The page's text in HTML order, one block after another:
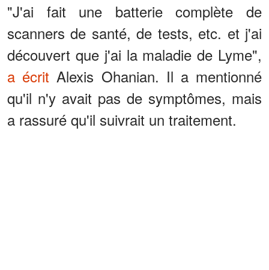
"J'ai fait une batterie complète de
scanners de santé, de tests, etc. et j'ai
découvert que j'ai la maladie de Lyme",
a écrit Alexis Ohanian. Il a mentionné
qu'il n'y avait pas de symptômes, mais
a rassuré qu'il suivrait un traitement.